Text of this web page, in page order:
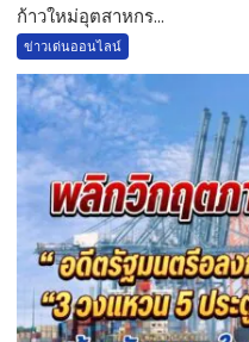
ก้าวใหม่อุตสาหกร...
ข่าวเด่นออนไลน์